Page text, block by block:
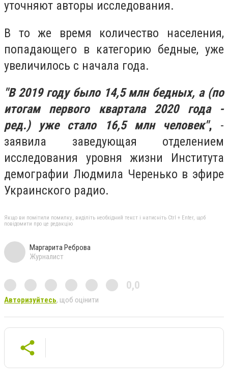
уточняют авторы исследования.
В то же время количество населения,
попадающего в категорию бедные, уже
увеличилось с начала года.
"В 2019 году было 14,5 млн бедных, а (по
итогам первого квартала 2020 года -
ред.) уже стало 16,5 млн человек", -
заявила заведующая отделением
исследования уровня жизни Института
демографии Людмила Черенько в эфире
Украинского радио.
Якщо ви помітили помилку, виділіть необхідний текст і натисніть Ctrl + Enter, щоб
повідомити про це редакцію
Маргарита Реброва
Журналист
0,0
Авторизуйтесь, щоб оцінити